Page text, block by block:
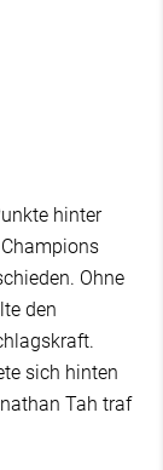
hinter
Ohne
den
sich hinten
Tah traf